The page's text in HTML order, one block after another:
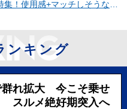
ンキング
群れ拡大 今こそ乗せ
スルメ絶好期突入へ